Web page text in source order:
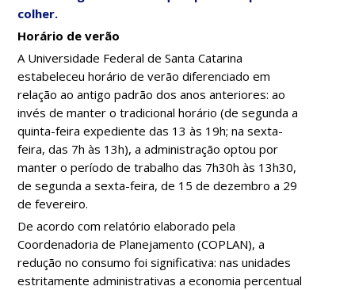
Horário de verão
A Universidade Federal de Santa Catarina
estabeleceu horário de verão diferenciado em
relação ao antigo padrão dos anos anteriores: ao
invés de manter o tradicional horário (de segunda a
quinta-feira expediente das 13 às 19h; na sexta-
feira, das 7h às 13h), a administração optou por
manter o período de trabalho das 7h30h às 13h30,
de segunda a sexta-feira, de 15 de dezembro a 29
de fevereiro.
De acordo com relatório elaborado pela
Coordenadoria de Planejamento (COPLAN), a
redução no consumo foi significativa: nas unidades
estritamente administrativas a economia percentual